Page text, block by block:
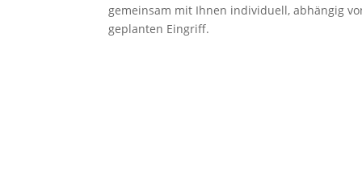
gemeinsam mit Ihnen indivi­duell, abhängig
geplanten Eingriff.